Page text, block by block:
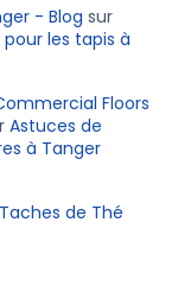
- Blog sur
les tapis à
Floors
Astuces de
à Tanger
de Thé